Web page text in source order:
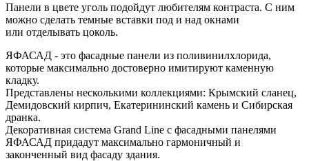
Панели в цвете уголь подойдут любителям контраста. С ним
можно сделать темные вставки под и над окнами
или отделывать цоколь.
ЯФАСАД - это фасадные панели из поливинилхлорида,
которые максимально достоверно имитируют каменную
кладку.
Представлены несколькими коллекциями: Крымский сланец,
Демидовский кирпич, Екатерининский камень и Сибирская
дранка.
Декоративная система Grand Line с фасадными панелями
ЯФАСАД придадут максимально гармоничный и
законченный вид фасаду здания.